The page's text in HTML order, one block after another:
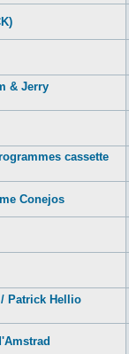
& Jerry
cassette
Conejos
Patrick Hellio